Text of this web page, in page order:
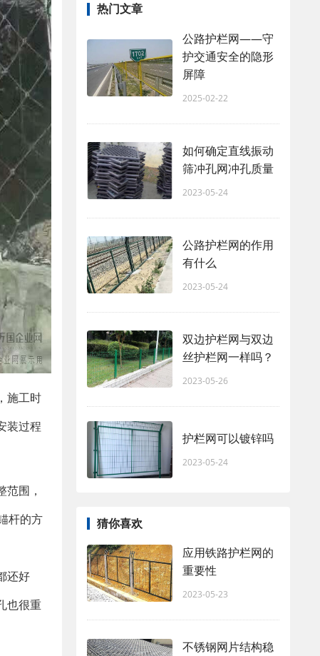
施工时
装过程
围，
杆的方
还好
也很重
热门文章
公路护栏网——守
护交通安全的隐形
屏障
2025-02-22
如何确定直线振动
筛冲孔网冲孔质量
2023-05-24
公路护栏网的作用
有什么
2023-05-24
双边护栏网与双边
丝护栏网一样吗？
2023-05-26
护栏网可以镀锌吗
2023-05-24
猜你喜欢
应用铁路护栏网的
重要性
2023-05-23
不锈钢网片结构稳